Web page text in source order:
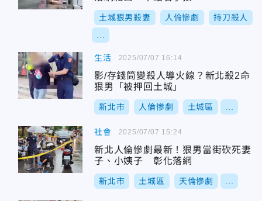
土城狠男殺妻 人倫慘劇 持刀殺人
生活
影/存錢筒變殺人導火線？新北殺2命
狠男「被押回土城」
新北市 人倫慘劇 土城區
2025/07/07 16:14
社會
新北人倫慘劇最新！狠男當街砍死妻
子、小姨子 彰化落網
新北市 土城區 天倫慘劇
2025/07/07 15:24